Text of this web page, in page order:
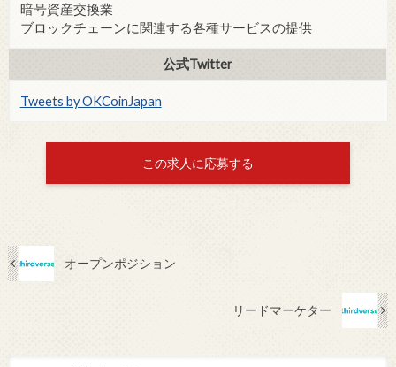
暗号資産交換業
ブロックチェーンに関連する各種サービスの提供
公式Twitter
Tweets by OKCoinJapan
この求人に応募する
オープンポジション
リードマーケター